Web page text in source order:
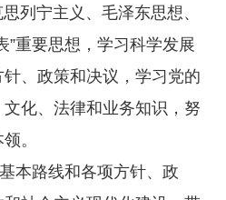
列宁主义、毛泽东思想、
”重要思想，学习科学发展
、政策和决议，学习党的
化、法律和业务知识，努
。
本路线和各项方针、政